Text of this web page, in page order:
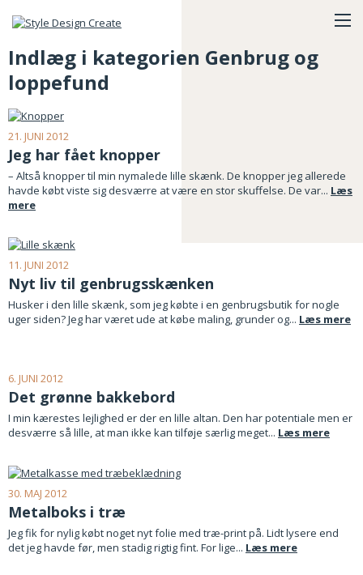
Indlæg i kategorien Genbrug og
loppefund
21. JUNI 2012
Jeg har fået knopper
– Altså knopper til min nymalede lille skænk. De knopper jeg allerede
havde købt viste sig desværre at være en stor skuffelse. De var... Læs
mere
11. JUNI 2012
Nyt liv til genbrugsskænken
Husker i den lille skænk, som jeg købte i en genbrugsbutik for nogle
uger siden? Jeg har været ude at købe maling, grunder og... Læs mere
6. JUNI 2012
Det grønne bakkebord
I min kærestes lejlighed er der en lille altan. Den har potentiale men er
desværre så lille, at man ikke kan tilføje særlig meget... Læs mere
30. MAJ 2012
Metalboks i træ
Jeg fik for nylig købt noget nyt folie med træ-print på. Lidt lysere end
det jeg havde før, men stadig rigtig fint. For lige... Læs mere